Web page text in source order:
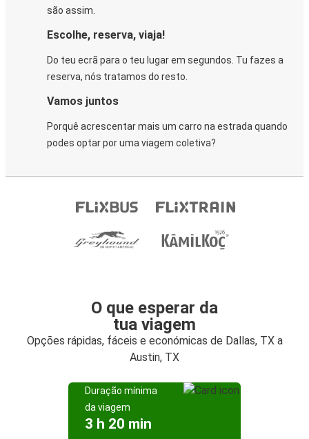
são assim.
Escolhe, reserva, viaja!
Do teu ecrã para o teu lugar em segundos. Tu fazes a
reserva, nós tratamos do resto.
Vamos juntos
Porquê acrescentar mais um carro na estrada quando
podes optar por uma viagem coletiva?
O que esperar da
tua viagem
Opções rápidas, fáceis e económicas de Dallas, TX a
Austin, TX
Duração mínima
da viagem
3 h 20 min